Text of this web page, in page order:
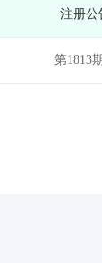
注册公
第1813期